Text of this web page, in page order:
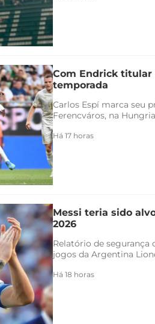
Com Endrick titular
temporada
Carlos Espí marca seu
Ferencváros, na
Há 17 horas
Messi teria sido
2026
Relatório de segurança
jogos da Argentina
Há 18 horas